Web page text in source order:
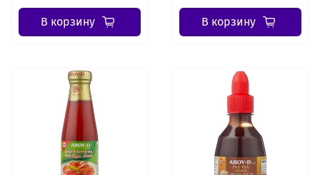
В корзину В корзину